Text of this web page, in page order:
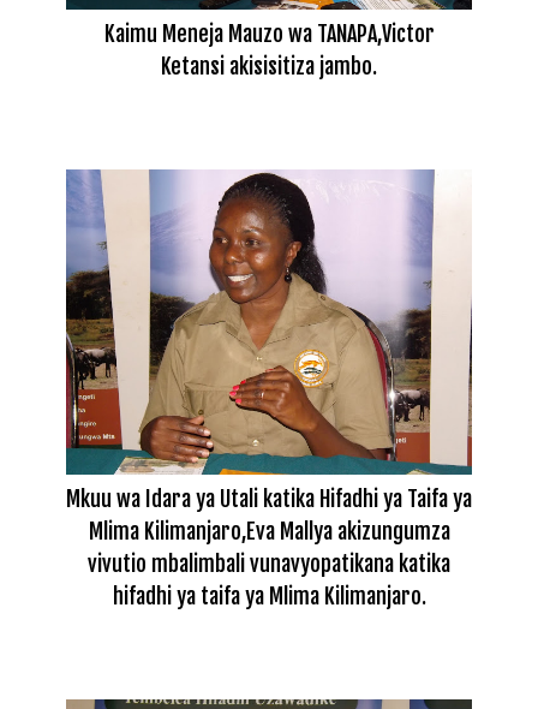
Kaimu Meneja Mauzo wa TANAPA,Victor
Ketansi akisisitiza jambo.
Mkuu wa Idara ya Utali katika Hifadhi ya Taifa ya
Mlima Kilimanjaro,Eva Mallya akizungumza
vivutio mbalimbali vunavyopatikana katika
hifadhi ya taifa ya Mlima Kilimanjaro.